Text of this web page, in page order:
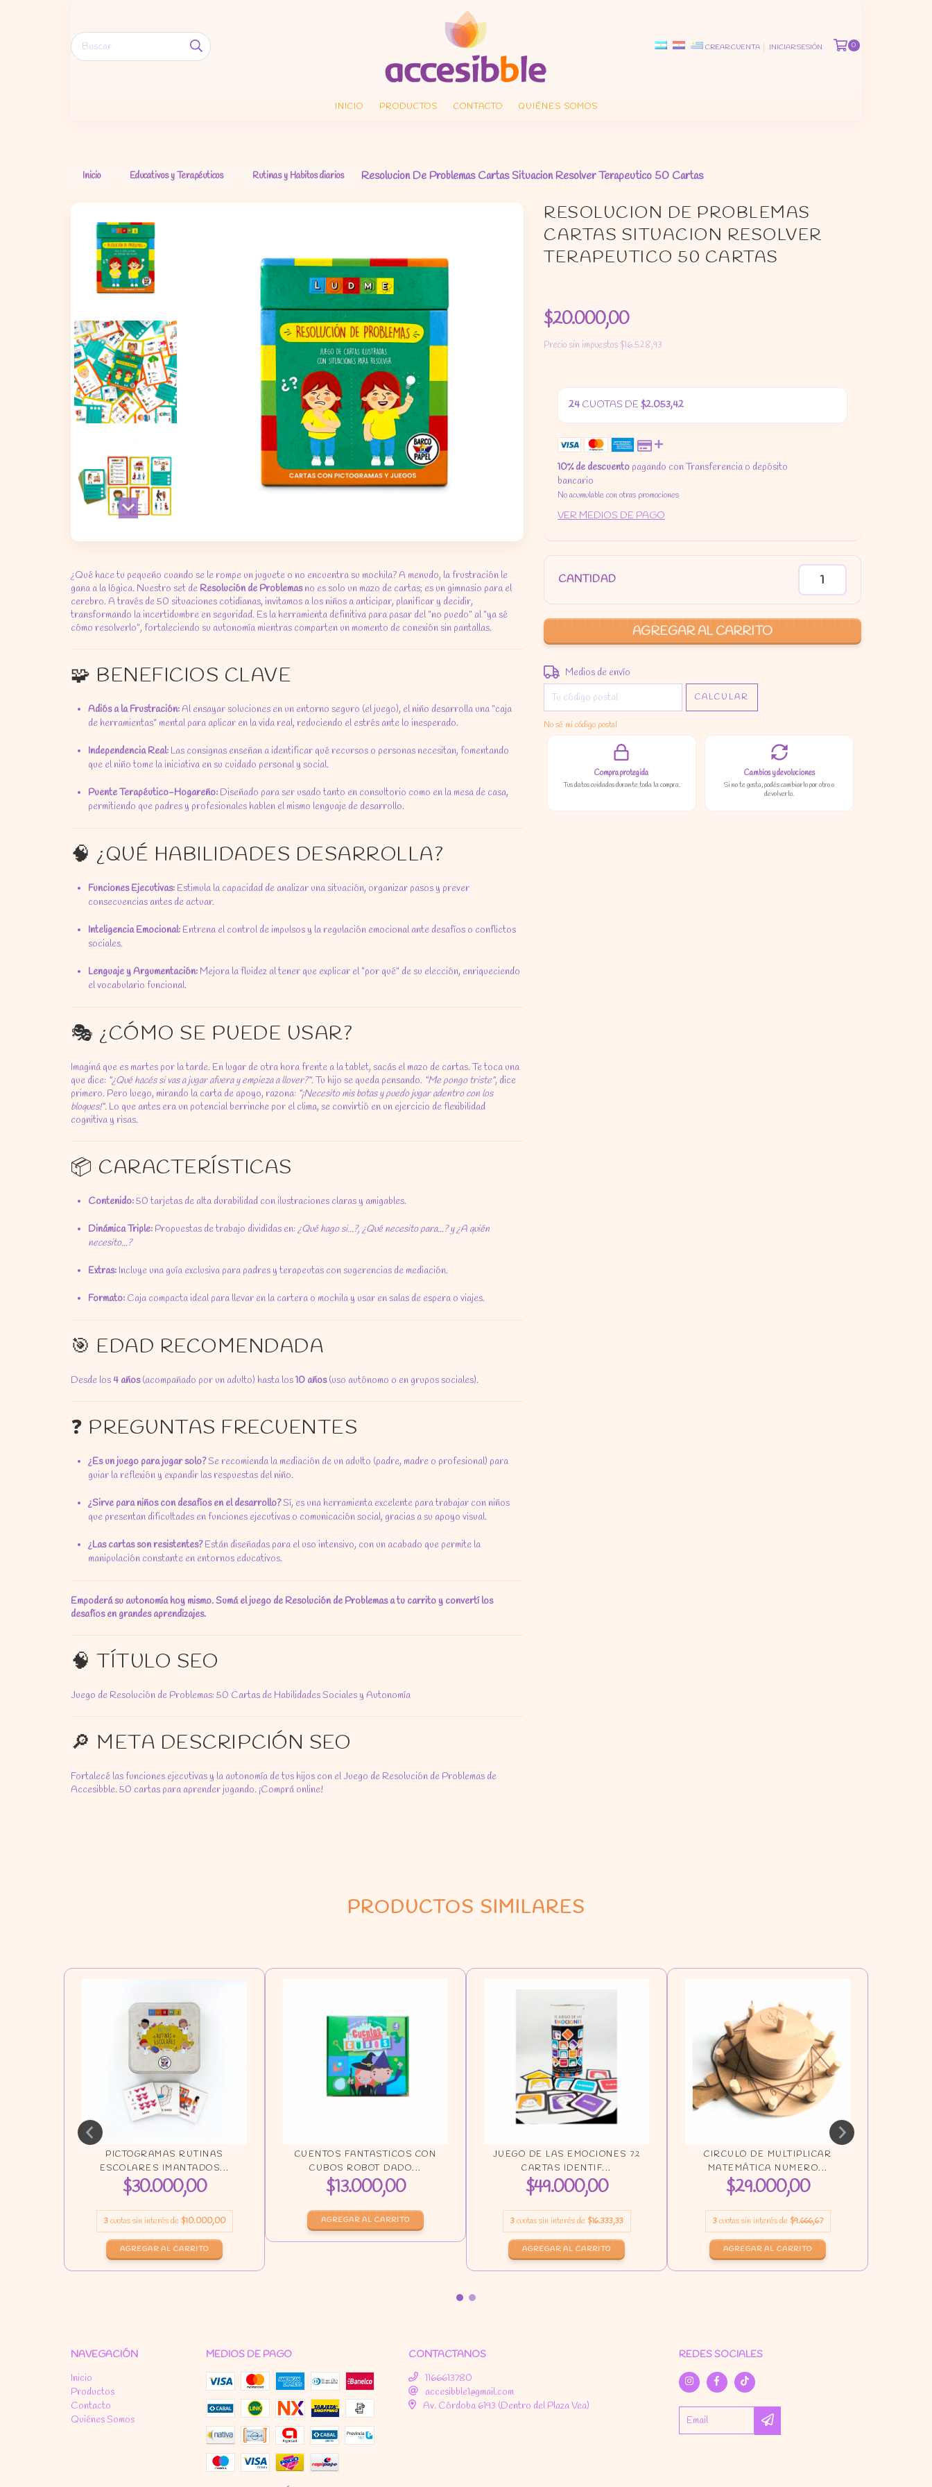
CREAR CUENTA INICIAR SESIÓN 0
INICIO PRODUCTOS CONTACTO QUIÉNES SOMOS
Inicio Educativos y Terapéuticos Rutinas y Habitos diarios Resolucion De Problemas Cartas Situacion Resolver Terapeutico 50 Cartas
¿Qué hace tu pequeño cuando se le rompe un juguete o no encuentra su mochila? A menudo, la frustración le
gana a la lógica. Nuestro set de Resolución de Problemasno es solo un mazo de cartas; es un gimnasio para el
cerebro. A través de 50 situaciones cotidianas, invitamos a los niños a anticipar, planificar y decidir,
transformando la incertidumbre en seguridad. Es la herramienta definitiva para pasar del "no puedo" al "ya sé
cómo resolverlo", fortaleciendo su autonomía mientras comparten un momento de conexión sin pantallas.
🧩 BENEFICIOS CLAVE
Adiós a la Frustración:Al ensayar soluciones en un entorno seguro (el juego), el niño desarrolla una "caja
de herramientas" mental para aplicar en la vida real, reduciendo el estrés ante lo inesperado.
Independencia Real: Las consignas enseñan a identificar qué recursos o personas necesitan, fomentando
que el niño tome la iniciativa en su cuidado personal y social.
Puente Terapéutico-Hogareño: Diseñado para ser usado tanto en consultorio como en la mesa de casa,
permitiendo que padres y profesionales hablen el mismo lenguaje de desarrollo.
🧠 ¿QUÉ HABILIDADES DESARROLLA?
Funciones Ejecutivas: Estimula la capacidad de analizar una situación, organizar pasos y prever
consecuencias antes de actuar.
Inteligencia Emocional: Entrena el control de impulsos y la regulación emocional ante desafíos o conflictos
sociales.
Lenguaje y Argumentación: Mejora la fluidez al tener que explicar el "por qué" de su elección, enriqueciendo
el vocabulario funcional.
🎭 ¿CÓMO SE PUEDE USAR?
Imaginá que es martes por la tarde. En lugar de otra hora frente a la tablet, sacás el mazo de cartas. Te toca una
que dice: "¿Qué hacés si vas a jugar afuera y empieza a llover?". Tu hijo se queda pensando. "Me pongo triste", dice
primero. Pero luego, mirando la carta de apoyo, razona: "¡Necesito mis botas y puedo jugar adentro con los
bloques!". Lo que antes era un potencial berrinche por el clima, se convirtió en un ejercicio de flexibilidad
cognitiva y risas.
📦 CARACTERÍSTICAS
Contenido:50 tarjetas de alta durabilidad con ilustraciones claras y amigables.
Dinámica Triple: Propuestas de trabajo divididas en:¿Qué hago si...?, ¿Qué necesito para...? y ¿A quién
necesito...?
Extras: Incluye una guía exclusiva para padres y terapeutas con sugerencias de mediación.
Formato: Caja compacta ideal para llevar en la cartera o mochila y usar en salas de espera o viajes.
🎯 EDAD RECOMENDADA
Desde los 4 años(acompañado por un adulto) hasta los10 años(uso autónomo o en grupos sociales).
❓ PREGUNTAS FRECUENTES
¿Es un juego para jugar solo?Se recomienda la mediación de un adulto (padre, madre o profesional) para
guiar la reflexión y expandir las respuestas del niño.
¿Sirve para niños con desafíos en el desarrollo?Sí, es una herramienta excelente para trabajar con niños
que presentan dificultades en funciones ejecutivas o comunicación social, gracias a su apoyo visual.
¿Las cartas son resistentes?Están diseñadas para el uso intensivo, con un acabado que permite la
manipulación constante en entornos educativos.
Empoderá su autonomía hoy mismo. Sumá el juego de Resolución de Problemas a tu carrito y convertí los
desafíos en grandes aprendizajes.
🧠 TÍTULO SEO
Juego de Resolución de Problemas: 50 Cartas de Habilidades Sociales y Autonomía
🔎 META DESCRIPCIÓN SEO
Fortalecé las funciones ejecutivas y la autonomía de tus hijos con el Juego de Resolución de Problemas de
Accesibble. 50 cartas para aprender jugando. ¡Comprá online!
RESOLUCION DE PROBLEMAS
CARTAS SITUACION RESOLVER
TERAPEUTICO 50 CARTAS
$20.000,00
Precio sin impuestos $16.528,93
24 CUOTAS DE$2.053,42
10% de descuento pagando con Transferencia o depósito
bancario
No acumulable con otras promociones
VER MEDIOS DE PAGO
CANTIDAD
Entregas para el CP:
Medios de envío
CALCULAR
No sé mi código postal
Compra protegida
Tus datos cuidados durante toda la compra.
Cambios y devoluciones
Si no te gusta, podés cambiarlo por otro o
devolverlo.
PRODUCTOS SIMILARES
PICTOGRAMAS RUTINAS
ESCOLARES IMANTADOS...
$30.000,00
3 cuotas sin interés de $10.000,00
CUENTOS FANTASTICOS CON
CUBOS ROBOT DADO...
$13.000,00
JUEGO DE LAS EMOCIONES 72
CARTAS IDENTIF...
$49.000,00
3 cuotas sin interés de $16.333,33
CIRCULO DE MULTIPLICAR
MATEMÁTICA NUMERO...
$29.000,00
3 cuotas sin interés de $9.666,67
NAVEGACIÓN
Inicio
Productos
Contacto
Quiénes Somos
MEDIOS DE PAGO
CONTACTANOS
1166613780
accesibble1@gmail.com
Av. Córdoba 6193 (Dentro del Plaza Vea)
REDES SOCIALES